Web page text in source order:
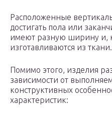
Расположенные
достигать пола или
имеют разную ширину и,
изготавливаются из ткани.
Помимо этого, изделия
зависимости от
конструктивных
характеристик: